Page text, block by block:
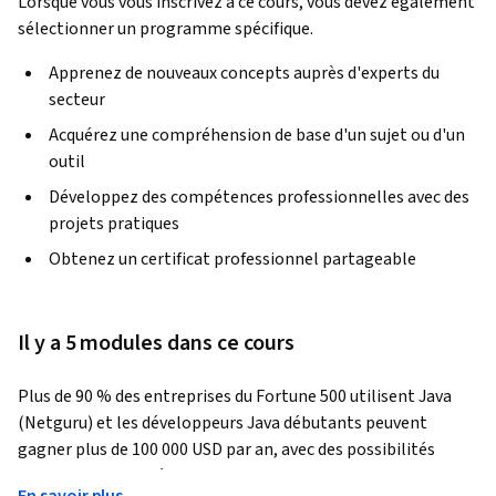
sélectionner un programme spécifique.
Apprenez de nouveaux concepts auprès d'experts du
secteur
Acquérez une compréhension de base d'un sujet ou d'un
outil
Développez des compétences professionnelles avec des
projets pratiques
Obtenez un certificat professionnel partageable
Il y a 5 modules dans ce cours
Plus de 90 % des entreprises du Fortune 500 utilisent Java
(Netguru) et les développeurs Java débutants peuvent
gagner plus de 100 000 USD par an, avec des possibilités
exceptionnelles d'évolution rapide de leur salaire. Ce cours